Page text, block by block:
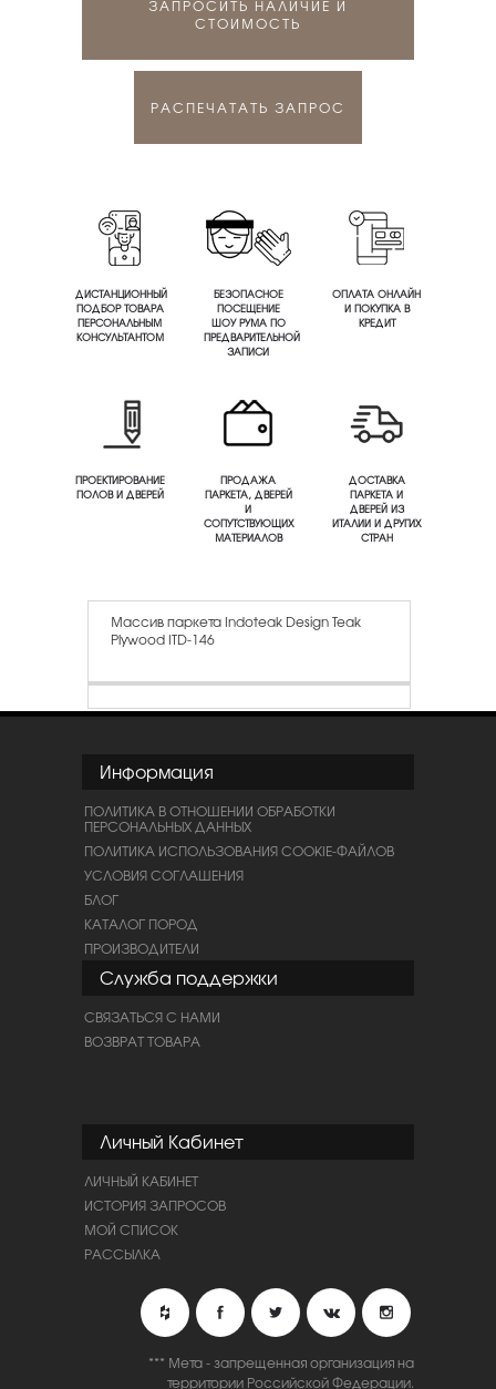
ЗАПРОСИТЬ НАЛИЧИЕ И
СТОИМОСТЬ
РАСПЕЧАТАТЬ ЗАПРОС
ДИСТАНЦИОННЫЙ
ПОДБОР ТОВАРА
ПЕРСОНАЛЬНЫМ
КОНСУЛЬТАНТОМ
БЕЗОПАСНОЕ
ПОСЕЩЕНИЕ
ШОУ РУМА ПО
ПРЕДВАРИТЕЛЬНОЙ
ЗАПИСИ
ОПЛАТА ОНЛАЙН
И ПОКУПКА В
КРЕДИТ
ПРОЕКТИРОВАНИЕ
ПОЛОВ И ДВЕРЕЙ
ПРОДАЖА
ПАРКЕТА, ДВЕРЕЙ
И
СОПУТСТВУЮЩИХ
МАТЕРИАЛОВ
ДОСТАВКА
ПАРКЕТА И
ДВЕРЕЙ ИЗ
ИТАЛИИ И ДРУГИХ
СТРАН
Массив паркета Indoteak Design Teak
Plywood ITD-146
Информация
ПОЛИТИКА В ОТНОШЕНИИ ОБРАБОТКИ
ПЕРСОНАЛЬНЫХ ДАННЫХ
ПОЛИТИКА ИСПОЛЬЗОВАНИЯ COOKIE-ФАЙЛОВ
УСЛОВИЯ СОГЛАШЕНИЯ
БЛОГ
КАТАЛОГ ПОРОД
ПРОИЗВОДИТЕЛИ
Служба поддержки
СВЯЗАТЬСЯ С НАМИ
ВОЗВРАТ ТОВАРА
Личный Кабинет
ЛИЧНЫЙ КАБИНЕТ
ИСТОРИЯ ЗАПРОСОВ
МОЙ СПИСОК
РАССЫЛКА
*** Мета - запрещенная организация на
территории Российской Федерации.